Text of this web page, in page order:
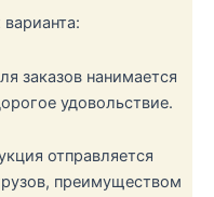
заказов нанимается
удовольствие.
отправляется
преимуществом